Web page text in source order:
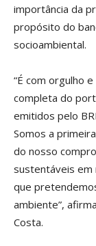
importância da
propósito do
socioambiental.
“É com orgulho
completa do
emitidos pelo
Somos a
do nosso
sustentáveis em
que
ambiente”,
Costa.